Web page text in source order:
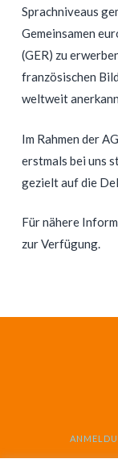
Sprachniveaus
Gemeinsamen
(GER) zu
französischen
weltweit
Im Rahmen der
erstmals bei uns
gezielt auf die
Für nähere
zur Verfügung.